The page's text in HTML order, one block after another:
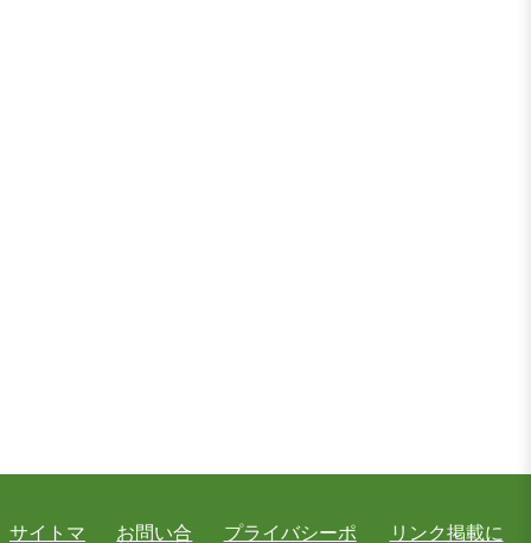
サイトマ お問い合 プライバシーポ リンク掲載に